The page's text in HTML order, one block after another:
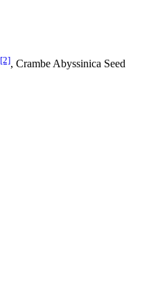
[2], Crambe Abyssinica Seed